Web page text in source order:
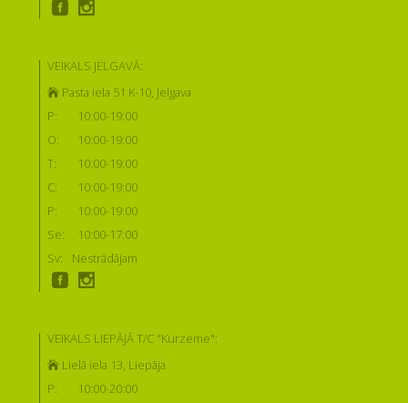
VEIKALS JELGAVĀ:
Pasta iela 51 K-10, Jelgava
P:
10:00-19:00
O:
10:00-19:00
T:
10:00-19:00
C:
10:00-19:00
P:
10:00-19:00
Se:
10:00-17:00
Sv:
Nestrādājam
VEIKALS LIEPĀJĀ T/C "Kurzeme":
Lielā iela 13, Liepāja
P:
10:00-20:00